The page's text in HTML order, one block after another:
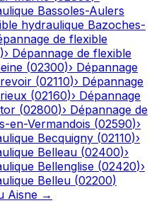
Bassoles-Aulers
hydraulique Bazoches-
de flexible
)› Dépannage de flexible
(02300)› Dépannage
(02110)› Dépannage
(02160)› Dépannage
(02800)› Dépannage de
en-Vermandois (02590)›
Becquigny (02110)›
Belleau (02400)›
Bellenglise (02420)›
Belleu (02200)
Aisne →